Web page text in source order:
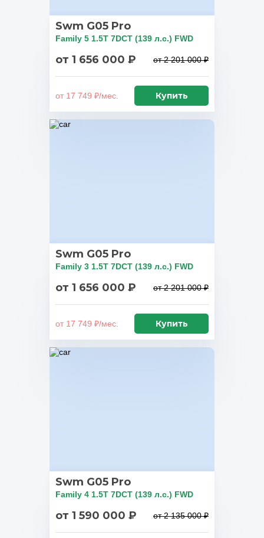
Swm G05 Pro
Family 5 1.5T 7DCT (139 л.с.) FWD
от 1 656 000 ₽ от 2 201 000 ₽
от 17 749 ₽/мес. Купить
Swm G05 Pro
Family 3 1.5T 7DCT (139 л.с.) FWD
от 1 656 000 ₽ от 2 201 000 ₽
от 17 749 ₽/мес. Купить
Swm G05 Pro
Family 4 1.5T 7DCT (139 л.с.) FWD
от 1 590 000 ₽ от 2 135 000 ₽